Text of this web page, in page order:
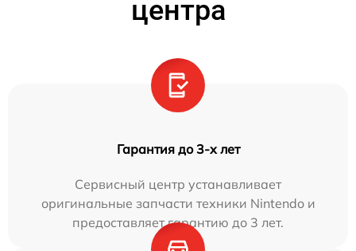
центра
Гарантия до 3-х лет
Сервисный центр устанавливает
оригинальные запчасти техники Nintendo и
предоставляет гарантию до 3 лет.